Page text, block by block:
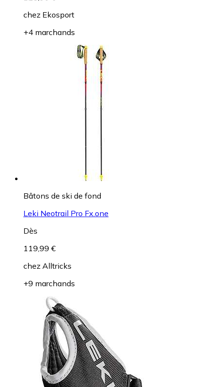
chez Ekosport
+4 marchands
Bâtons de ski de fond
Leki Neotrail Pro Fx.one
Dès
119,99 €
chez Alltricks
+9 marchands